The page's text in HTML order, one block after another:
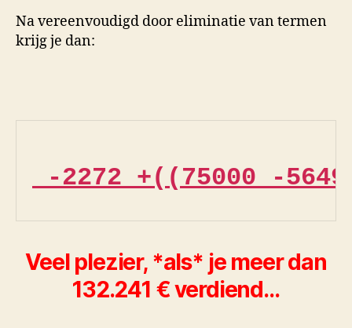
Na vereenvoudigd door eliminatie van termen
krijg je dan:
-2272 +((75000 -
Veel plezier, *als* je meer dan
132.241 € verdiend…